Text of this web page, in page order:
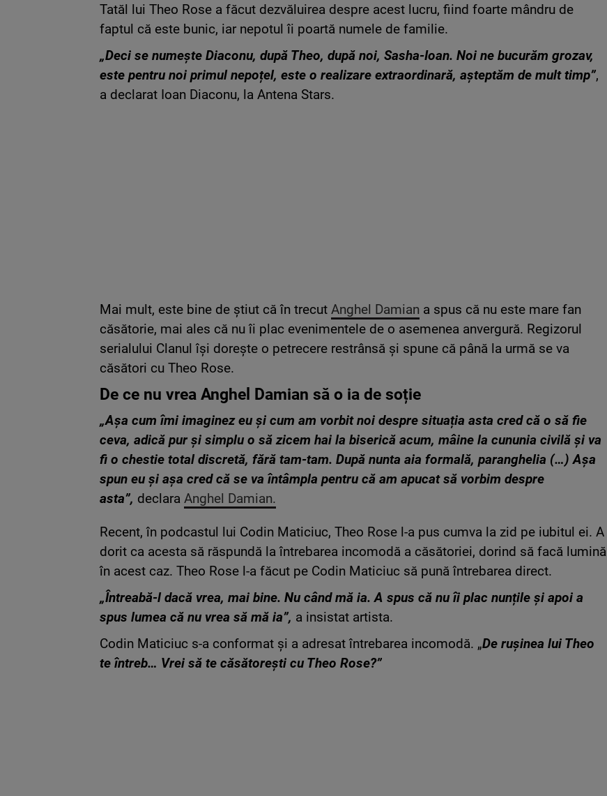
Tatăl lui Theo Rose a făcut dezvăluirea despre acest lucru, fiind foarte mândru de
faptul că este bunic, iar nepotul îi poartă numele de familie.
„Deci se numește Diaconu, după Theo, după noi, Sasha-Ioan. Noi ne bucurăm grozav,
este pentru noi primul nepoțel, este o realizare extraordinară, așteptăm de mult timp”,
a declarat Ioan Diaconu, la Antena Stars.
Mai mult, este bine de știut că în trecut Anghel Damian a spus că nu este mare fan
căsătorie, mai ales că nu îi plac evenimentele de o asemenea anvergură. Regizorul
serialului Clanul își dorește o petrecere restrânsă și spune că până la urmă se va
căsători cu Theo Rose.
De ce nu vrea Anghel Damian să o ia de soție
„Așa cum îmi imaginez eu și cum am vorbit noi despre situația asta cred că o să fie
ceva, adică pur și simplu o să zicem hai la biserică acum, mâine la cununia civilă și va
fi o chestie total discretă, fără tam-tam. După nunta aia formală, paranghelia (…) Așa
spun eu și așa cred că se va întâmpla pentru că am apucat să vorbim despre
asta”, declara Anghel Damian.
Recent, în podcastul lui Codin Maticiuc, Theo Rose l-a pus cumva la zid pe iubitul ei. A
dorit ca acesta să răspundă la întrebarea incomodă a căsătoriei, dorind să facă lumină
în acest caz. Theo Rose l-a făcut pe Codin Maticiuc să pună întrebarea direct.
„Întreabă-l dacă vrea, mai bine. Nu când mă ia. A spus că nu îi plac nunțile și apoi a
spus lumea că nu vrea să mă ia”, a insistat artista.
Codin Maticiuc s-a conformat și a adresat întrebarea incomodă. „De rușinea lui Theo
te întreb… Vrei să te căsătorești cu Theo Rose?”